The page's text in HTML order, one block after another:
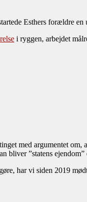
Esthers forældre
i ryggen, arbejdet
med argumentet
bliver ”statens
har vi siden 2019